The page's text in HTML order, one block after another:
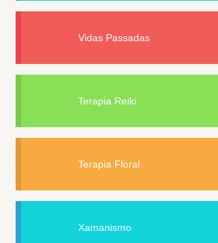
Vidas Passadas
Terapia Reiki
Terapia Floral
Xamanismo